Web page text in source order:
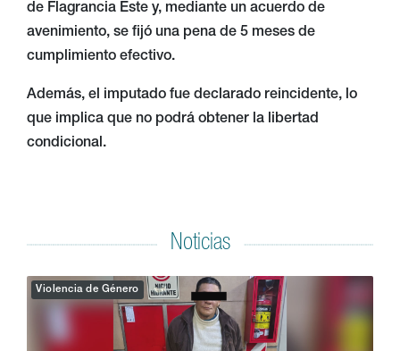
de Flagrancia Este y, mediante un acuerdo de
avenimiento, se fijó una pena de 5 meses de
cumplimiento efectivo.
Además, el imputado fue declarado reincidente, lo
que implica que no podrá obtener la libertad
condicional.
Noticias
Violencia de Género